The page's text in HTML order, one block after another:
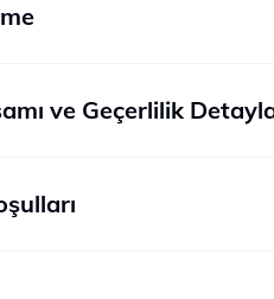
ve Geçerlilik